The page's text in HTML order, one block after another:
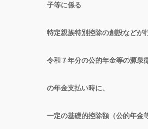
子等に係る
特定親族特別控除の創設などが
令和７年分の公的年金等の源泉
の年金支払い時に、
一定の基礎的控除額（公的年金